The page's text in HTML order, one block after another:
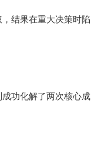
结果在重大决策时陷
功化解了两次核心成